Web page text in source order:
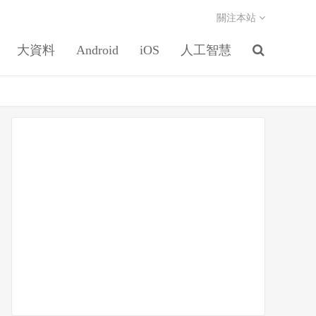
大資料 Android iOS 人工智慧
關注本站